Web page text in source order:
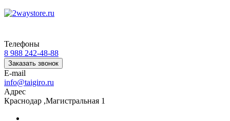
Телефоны
8 988 242-48-88
Заказать звонок
E-mail
info@taigiro.ru
Адрес
Краснодар ,Магистральная 1